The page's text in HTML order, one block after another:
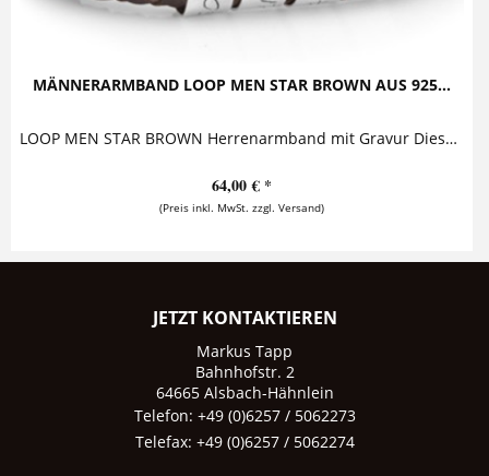
MÄNNERARMBAND LOOP MEN STAR BROWN AUS 925...
LOOP MEN STAR BROWN Herrenarmband mit Gravur Dieses ausdrucksstarke Herrenarmband mit Gravur besticht durch seinen lässigen Look, der echtes Silber...
64,00 € *
(Preis inkl. MwSt. zzgl. Versand)
JETZT KONTAKTIEREN
Markus Tapp
Bahnhofstr. 2
64665 Alsbach-Hähnlein
Telefon: +49 (0)6257 / 5062273
Telefax: +49 (0)6257 / 5062274